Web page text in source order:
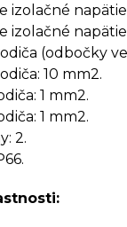
izolačné
izolačné
(odbočky
10 mm2.
1 mm2.
1 mm2.
2.